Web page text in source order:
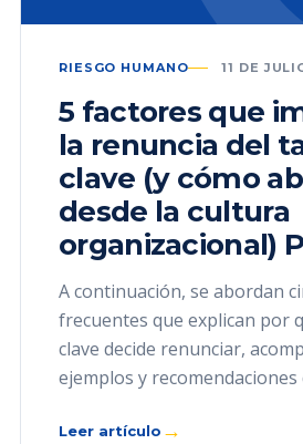
RIESGO HUMANO 11 DE
5 factores que
la renuncia del
clave (y cómo
desde la cultura
organizacional)
A continuación, se abordan
frecuentes que explican por
clave decide renunciar,
ejemplos y recomendaciones
Leer artículo →